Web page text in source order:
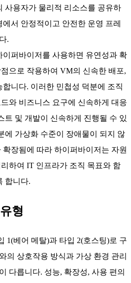
사용자가 물리적 리소스를 공유하
서 안정적이고 안전한 운영 프레
.
이퍼바이저를 사용하면 유연성과 확
으로 작용하여 VM의 신속한 배포,
합니다. 이러한 민첩성 덕분에 조직
와 비즈니스 요구에 신속하게 대응
트 및 개발이 신속하게 진행될 수 있
에 가상화 수준이 장애물이 되지 않
확장됨에 따라 하이퍼바이저는 자원
하여 IT 인프라가 조직 목표와 함
합니다.
형
1(베어 메탈)과 타입 2(호스팅)로 구
의 상호작용 방식과 가상 환경 관리
다릅니다. 성능, 확장성, 사용 편의